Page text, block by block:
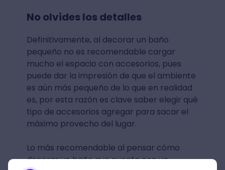
No olvides los detalles
Definitivamente, al decorar un baño
pequeño no es recomendable cargar
mucho el espacio con accesorios, pues
puede dar la impresión de que el ambiente
es aún más pequeño de lo que en realidad
es, por esta razón es clave saber elegir qué
tipo de accesorios agregar para sacar el
máximo provecho del lugar.
Lo más recomendable al pensar cómo
decorar un baño que cuenta con un